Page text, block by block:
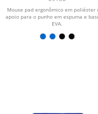
Mouse pad ergonômico em poliéster
apoio para o punho em espuma e
EVA.